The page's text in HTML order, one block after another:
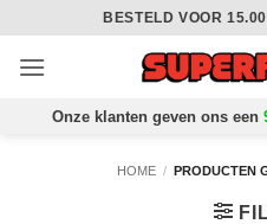
inhoud
BESTELD VOOR
Onze klanten geven ons een
HOME / PRODUCTEN